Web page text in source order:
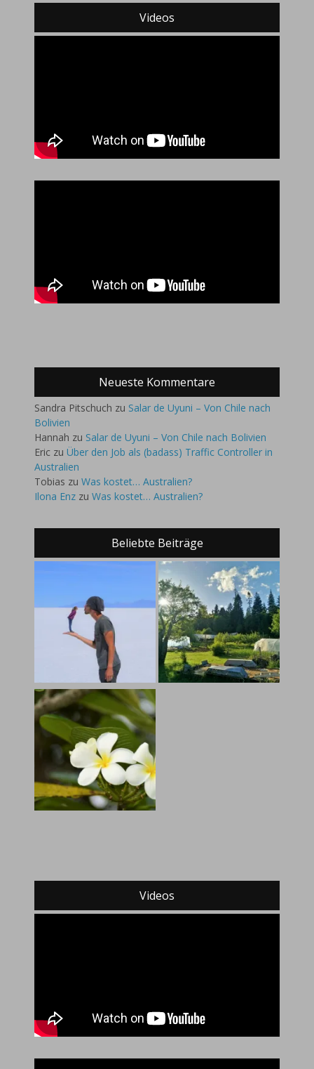
Videos
Neueste Kommentare
Sandra Pitschuch zu Salar de Uyuni – Von Chile nach
Bolivien
Hannah zu Salar de Uyuni – Von Chile nach Bolivien
Eric zu Über den Job als (badass) Traffic Controller in
Australien
Tobias zu Was kostet… Australien?
Ilona Enz zu Was kostet… Australien?
Beliebte Beiträge
Videos